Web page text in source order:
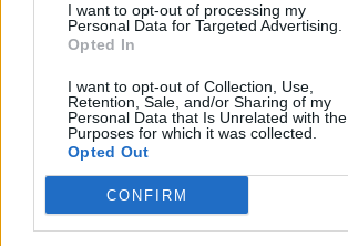
I want to opt-out of processing my
Personal Data for Targeted Advertising.
Opted In
I want to opt-out of Collection, Use,
Retention, Sale, and/or Sharing of my
Personal Data that Is Unrelated with the
Purposes for which it was collected.
Opted Out
CONFIRM